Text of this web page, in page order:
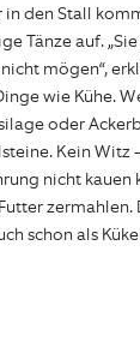
den Stall
Tänze auf.
mögen“,
wie Kühe.
oder
Kein Witz
nicht kauen
zermahlen.
schon als